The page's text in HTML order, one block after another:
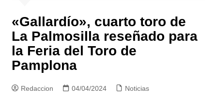
«Gallardío», cuarto toro de
La Palmosilla reseñado para
la Feria del Toro de
Pamplona
Redaccion 04/04/2024 Noticias